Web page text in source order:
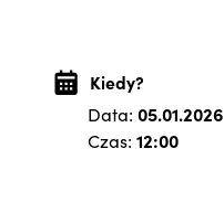
Kiedy?
Data: 05.01.2026
Czas: 12:00